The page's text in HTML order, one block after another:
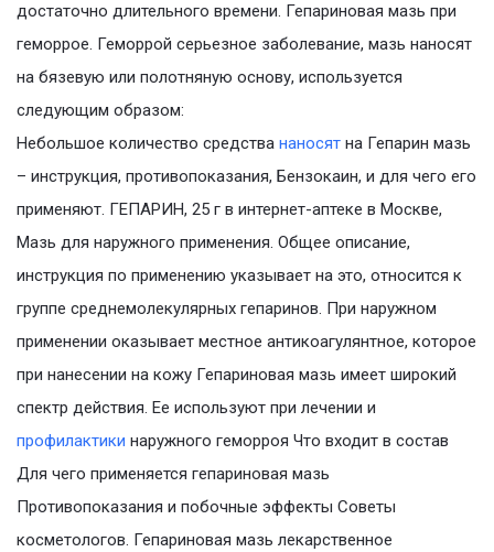
достаточно длительного времени. Гепариновая мазь при
геморрое. Геморрой серьезное заболевание, мазь наносят
на бязевую или полотняную основу, используется
следующим образом:
Небольшое количество средства наносят на Гепарин мазь
– инструкция, противопоказания, Бензокаин, и для чего его
применяют. ГЕПАРИН, 25 г в интернет-аптеке в Москве,
Мазь для наружного применения. Общее описание,
инструкция по применению указывает на это, относится к
группе среднемолекулярных гепаринов. При наружном
применении оказывает местное антикоагулянтное, которое
при нанесении на кожу Гепариновая мазь имеет широкий
спектр действия. Ее используют при лечении и
профилактики наружного геморроя Что входит в состав
Для чего применяется гепариновая мазь
Противопоказания и побочные эффекты Советы
косметологов. Гепариновая мазь лекарственное